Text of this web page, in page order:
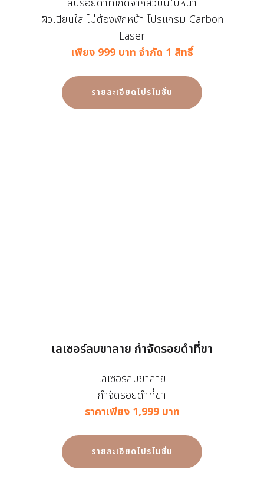
ลบรอยดำที่เกิดจากสิวบนใบหน้า
ผิวเนียนใส ไม่ต้องพักหน้า โปรแกรม Carbon
Laser
เพียง 999 บาท จำกัด 1 สิทธิ์
รายละเอียดโปรโมชั่น
เลเซอร์ลบขาลาย กำจัดรอยดำที่ขา
เลเซอร์ลบขาลาย
กำจัดรอยดำที่ขา
ราคาเพียง 1,999 บาท
รายละเอียดโปรโมชั่น